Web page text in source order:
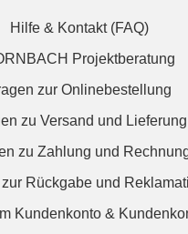
Hilfe & Kontakt (FAQ)
Projektberatung
zur Onlinebestellung
zu Versand und Lieferung
zu Zahlung und
Rückgabe und
Kundenkonto &